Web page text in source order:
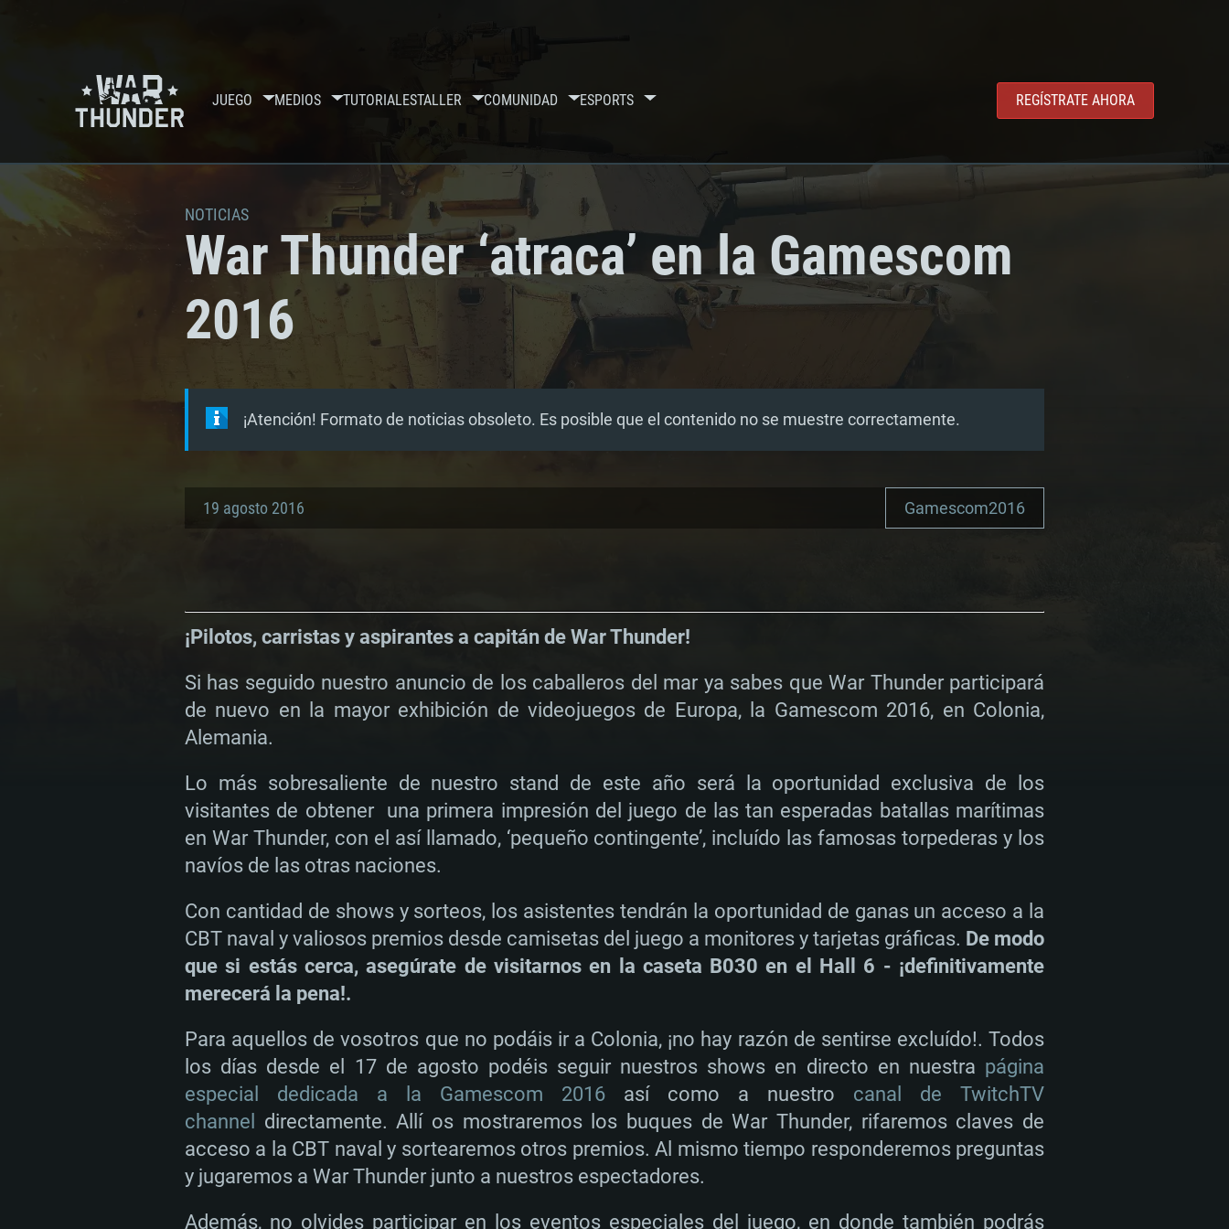
JUEGO MEDIOS TUTORIALESTALLER COMUNIDAD ESPORTS REGÍSTRATE AHORA
NOTICIAS
War Thunder ‘atraca’ en la Gamescom
2016
¡Atención! Formato de noticias obsoleto. Es posible que el contenido no se muestre correctamente.
19 agosto 2016 Gamescom2016
¡Pilotos, carristas y aspirantes a capitán de War Thunder!
Si has seguido nuestro anuncio de los caballeros del mar ya sabes que War Thunder participará
de nuevo en la mayor exhibición de videojuegos de Europa, la Gamescom 2016, en Colonia,
Alemania.
Lo más sobresaliente de nuestro stand de este año será la oportunidad exclusiva de los
visitantes de obtener una primera impresión del juego de las tan esperadas batallas marítimas
en War Thunder, con el así llamado, ‘pequeño contingente’, incluído las famosas torpederas y los
navíos de las otras naciones.
Con cantidad de shows y sorteos, los asistentes tendrán la oportunidad de ganas un acceso a la
CBT naval y valiosos premios desde camisetas del juego a monitores y tarjetas gráficas. De modo
que si estás cerca, asegúrate de visitarnos en la caseta B030 en el Hall 6 - ¡definitivamente
merecerá la pena!.​
Para aquellos de vosotros que no podáis ir a Colonia, ¡no hay razón de sentirse excluído!. Todos
los días desde el 17 de agosto podéis seguir nuestros shows en directo en nuestra página
especial dedicada a la Gamescom 2016 así como a nuestro canal de TwitchTV
channel
directamente. Allí os mostraremos los buques de War Thunder, rifaremos claves de
acceso a la CBT naval y sortearemos otros premios. Al mismo tiempo responderemos preguntas
y jugaremos a War Thunder junto a nuestros espectadores.
Además, no olvides participar en los eventos especiales del juego, en donde también podrás